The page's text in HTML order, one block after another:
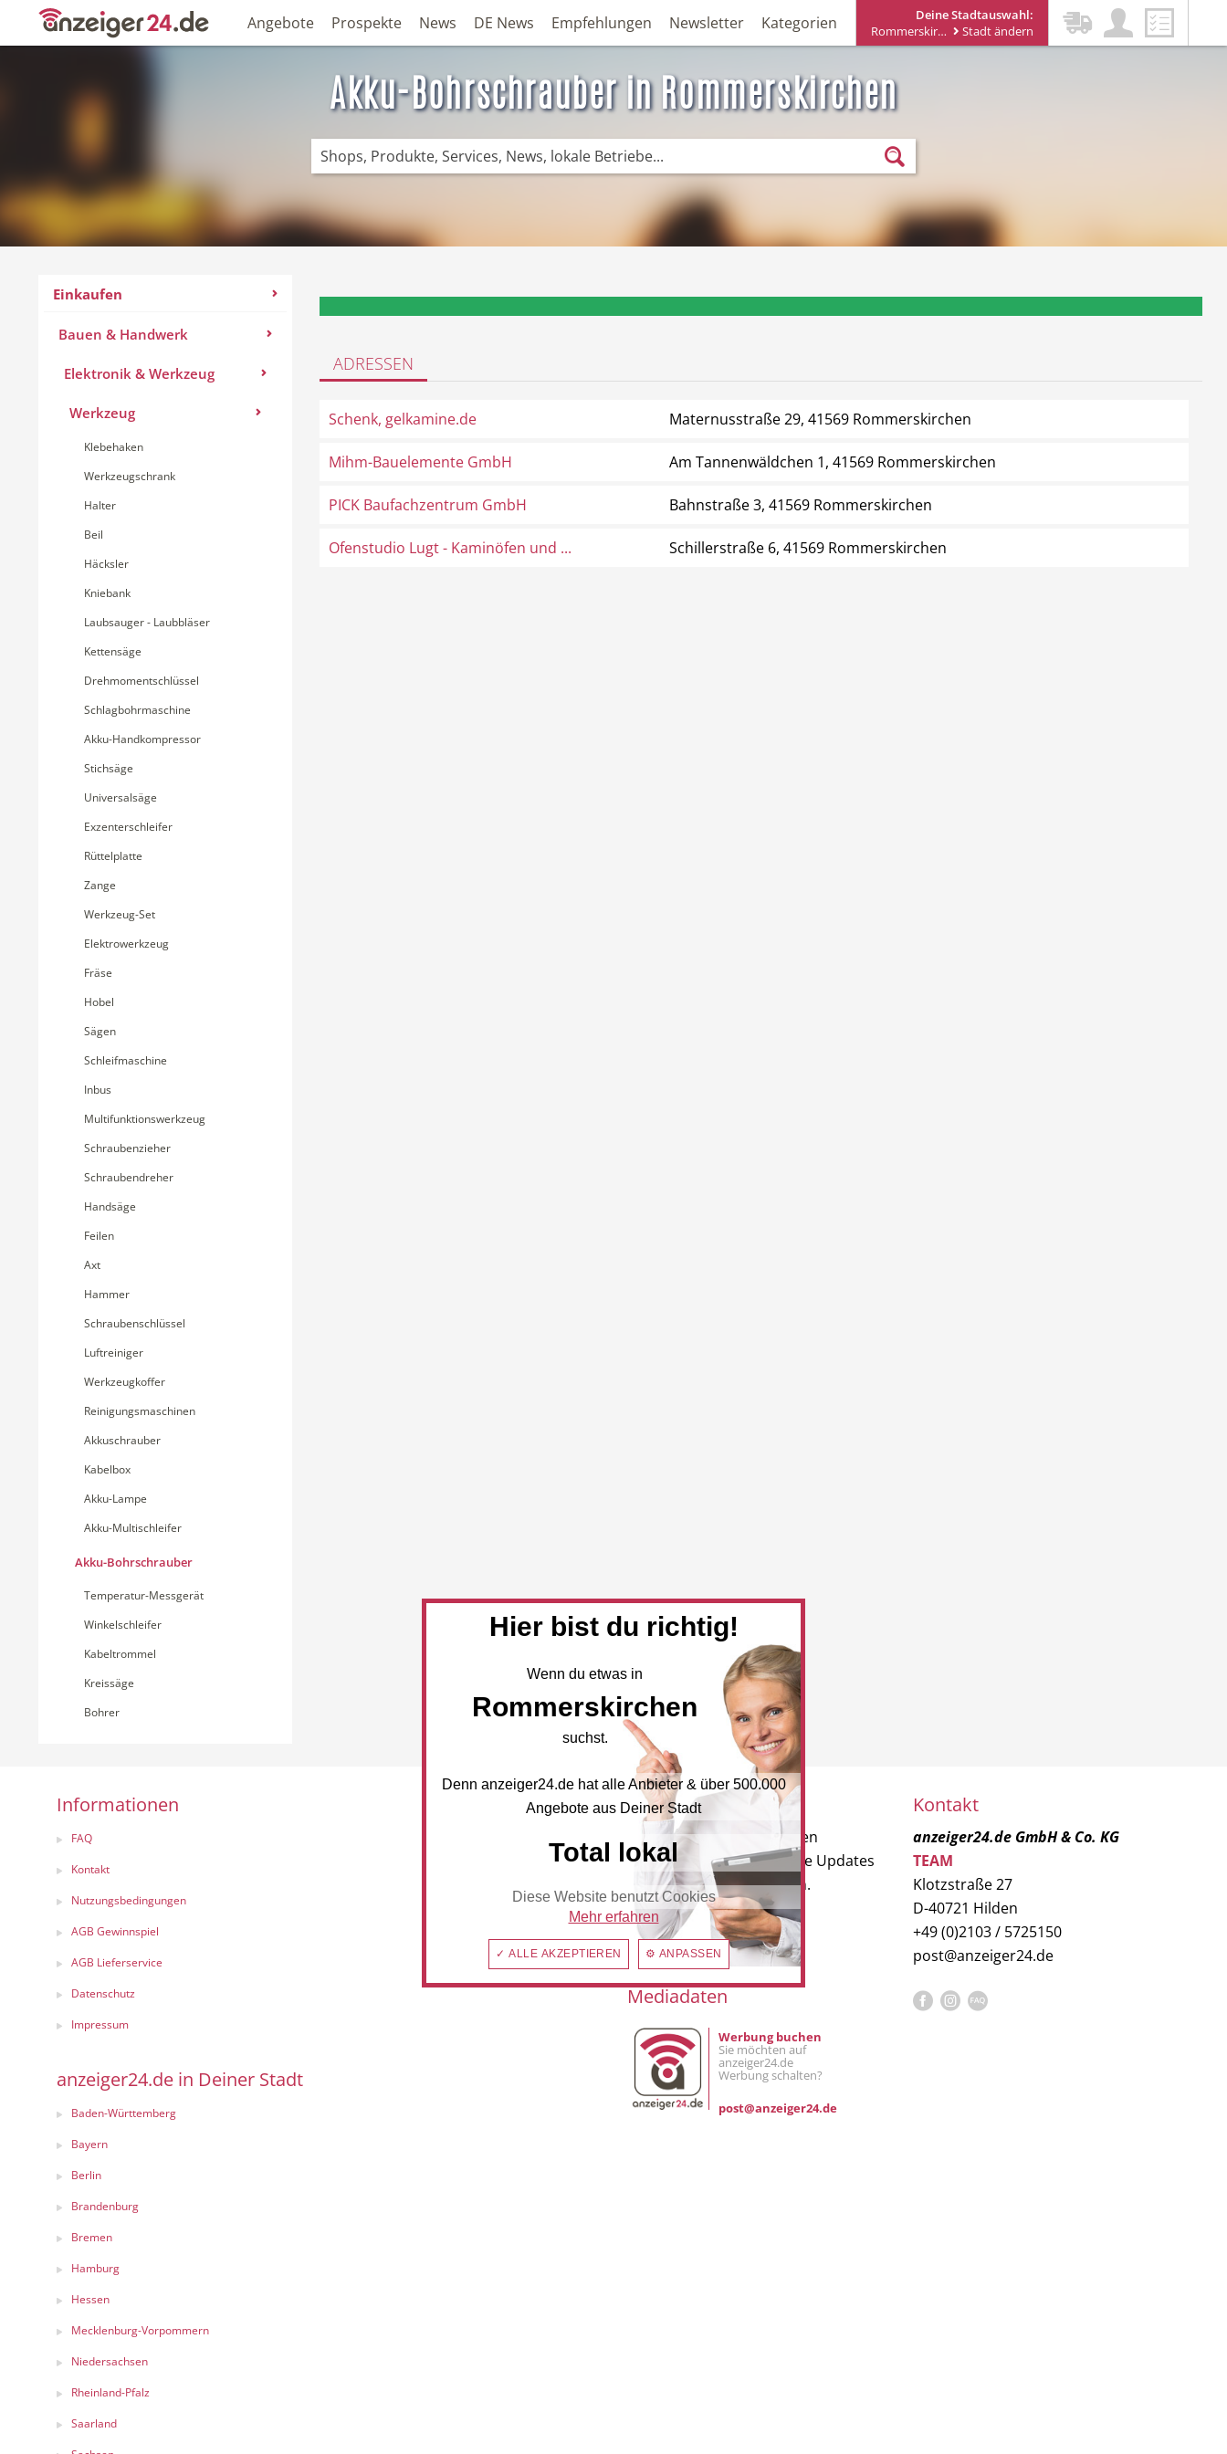
Deine Stadtauswahl:
Rommerskirchen
Stadt ändern
Angebote Prospekte News DE News Empfehlungen Newsletter Kategorien
Akku-Bohrschrauber in Rommerskirchen
Einkaufen
Bauen & Handwerk
Elektronik & Werkzeug
Werkzeug
Klebehaken
Werkzeugschrank
Halter
Beil
Häcksler
Kniebank
Laubsauger - Laubbläser
Kettensäge
Drehmomentschlüssel
Schlagbohrmaschine
Akku-Handkompressor
Stichsäge
Universalsäge
Exzenterschleifer
Rüttelplatte
Zange
Werkzeug-Set
Elektrowerkzeug
Fräse
Hobel
Sägen
Schleifmaschine
Inbus
Multifunktionswerkzeug
Schraubenzieher
Schraubendreher
Handsäge
Feilen
Axt
Hammer
Schraubenschlüssel
Luftreiniger
Werkzeugkoffer
Reinigungsmaschinen
Akkuschrauber
Kabelbox
Akku-Lampe
Akku-Multischleifer
Akku-Bohrschrauber
Temperatur-Messgerät
Winkelschleifer
Kabeltrommel
Kreissäge
Bohrer
ADRESSEN
Schenk, gelkamine.de Maternusstraße 29, 41569 Rommerskirchen
Mihm-Bauelemente GmbH Am Tannenwäldchen 1, 41569 Rommerskirchen
PICK Baufachzentrum GmbH Bahnstraße 3, 41569 Rommerskirchen
Ofenstudio Lugt - Kaminöfen und ... Schillerstraße 6, 41569 Rommerskirchen
Informationen
FAQ
Kontakt
Nutzungsbedingungen
AGB Gewinnspiel
AGB Lieferservice
Datenschutz
Impressum
anzeiger24.de in Deiner Stadt
Baden-Württemberg
Bayern
Berlin
Brandenburg
Bremen
Hamburg
Hessen
Mecklenburg-Vorpommern
Niedersachsen
Rheinland-Pfalz
Saarland
Newsletter
Melden Sie sich für unseren
Newsletter an, um neueste Updates
und Angebote zu erhalten.
NEWSLETTER BESTELLEN
Mediadaten
Werbung buchen
Sie möchten auf
anzeiger24.de
Werbung schalten?
post@anzeiger24.de
Kontakt
anzeiger24.de GmbH & Co. KG
TEAM
Klotzstraße 27
D-40721 Hilden
+49 (0)2103 / 5725150
post@anzeiger24.de
Hier bist du richtig!
Wenn du etwas in
Rommerskirchen
suchst.
Denn anzeiger24.de hat alle Anbieter & über 500.000
Angebote aus Deiner Stadt
Total lokal
Diese Website benutzt Cookies
Mehr erfahren
✓ ALLE AKZEPTIEREN ⚙ ANPASSEN